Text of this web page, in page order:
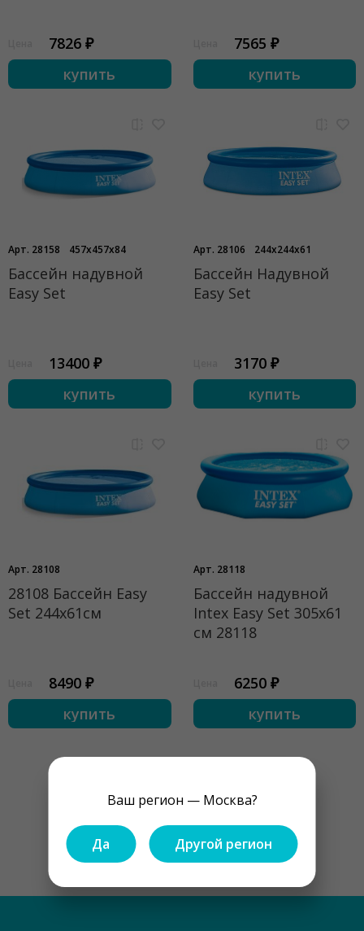
Ваш регион — Москва?
Да Другой регион
7826 ₽
купить
7565 ₽
купить
Арт. 28158 457x457x84
Бассейн надувной
Easy Set
13400 ₽
купить
Арт. 28106 244x244x61
Бассейн Надувной
Easy Set
3170 ₽
купить
Арт. 28108
28108 Бассейн Easy
Set 244х61см
8490 ₽
купить
Арт. 28118
Бассейн надувной
Intex Easy Set 305х61
см 28118
6250 ₽
купить
1 2